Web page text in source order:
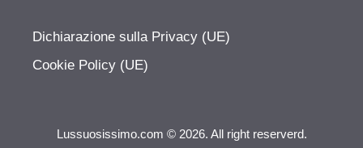
Dichiarazione sulla Privacy (UE)
Cookie Policy (UE)
Lussuosissimo.com © 2026. All right reserverd.